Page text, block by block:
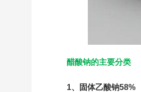
醋酸钠的主要分类
1、固体乙酸钠58%